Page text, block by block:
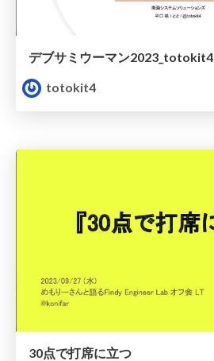
デブサミウーマン2023_totokit4
totokit4
30点で打席に立つ